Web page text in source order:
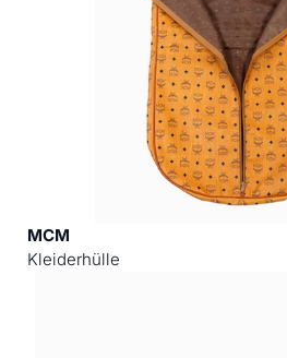
MCM
Kleiderhülle